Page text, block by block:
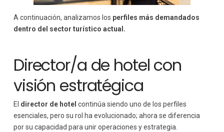
A continuación, analizamos los perfiles más demandados
dentro del sector turístico actual.
Director/a de hotel con
visión estratégica
El director de hotel continúa siendo uno de los perfiles
esenciales, pero su rol ha evolucionado; ahora se diferencia
por su capacidad para unir operaciones y estrategia.